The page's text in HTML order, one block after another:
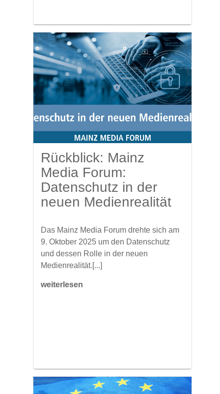
Rückblick: Mainz
Media Forum:
Datenschutz in der
neuen Medienrealität
Das Mainz Media Forum drehte sich am
9. Oktober 2025 um den Datenschutz
und dessen Rolle in der neuen
Medienrealität.[...]
weiterlesen